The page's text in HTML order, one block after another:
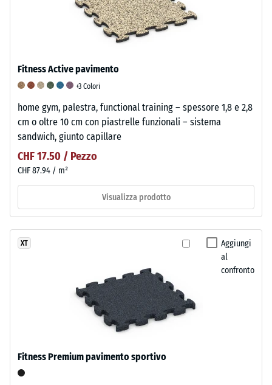
Fitness Active pavimento
+3 Colori
home gym, palestra, functional training – spessore 1,8 e 2,8
cm o oltre 10 cm con piastrelle funzionali – sistema
sandwich, giunto capillare
CHF 17.50 / Pezzo
CHF 87.94 / m²
Visualizza prodotto
Aggiungi
al
confronto
XT
Fitness Premium pavimento sportivo